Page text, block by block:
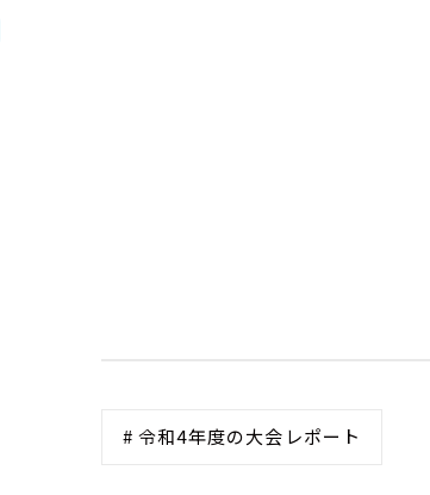
# 令和4年度の大会レポート